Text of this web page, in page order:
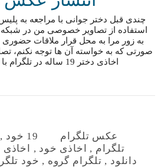
چندی قبل دختر جوانی با مراجعه به
استفاده از تصاویر خصوصی من در شبکه
به زور مرا به محل قرار ملاقات حضوری
صورتی که به خواسته آن ها توجه نکنم،
اخاذی دختر 19 ساله در تلگرام با انتشار عکس مستهجن خود
عکس تلگرام
19 خود ,
تلگرام, اخاذی خود, اخاذی
دانلود, تلگرام گروه, خود تلگرام